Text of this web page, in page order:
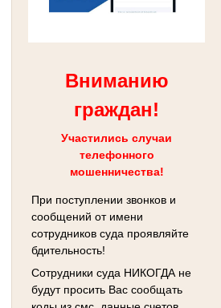
Вниманию
граждан!
Участились случаи
телефонного
мошенничества!
При поступлении звонков и
сообщений от имени
сотрудников суда проявляйте
бдительность!
Сотрудники суда НИКОГДА не
будут просить Вас сообщать